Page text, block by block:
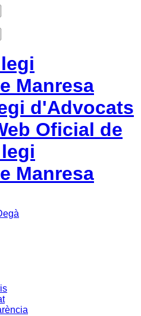
d'Advocats
Oficial de
Manresa